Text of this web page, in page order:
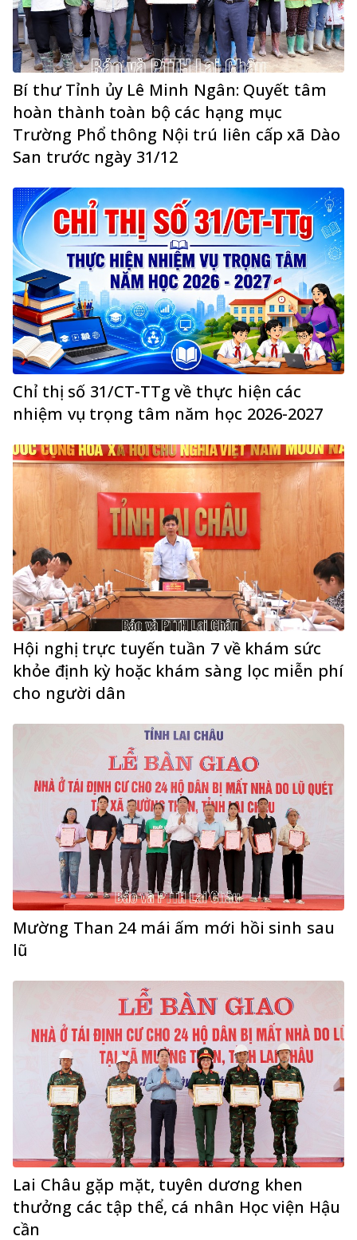
Bí thư Tỉnh ủy Lê Minh Ngân: Quyết tâm
hoàn thành toàn bộ các hạng mục
Trường Phổ thông Nội trú liên cấp xã Dào
San trước ngày 31/12
Chỉ thị số 31/CT-TTg về thực hiện các
nhiệm vụ trọng tâm năm học 2026-2027
Hội nghị trực tuyến tuần 7 về khám sức
khỏe định kỳ hoặc khám sàng lọc miễn phí
cho người dân
Mường Than 24 mái ấm mới hồi sinh sau
lũ
Lai Châu gặp mặt, tuyên dương khen
thưởng các tập thể, cá nhân Học viện Hậu
cần